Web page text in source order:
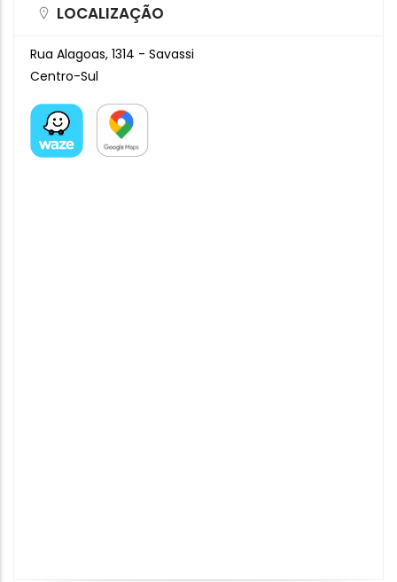
LOCALIZAÇÃO
Rua Alagoas, 1314 - Savassi
Centro-Sul